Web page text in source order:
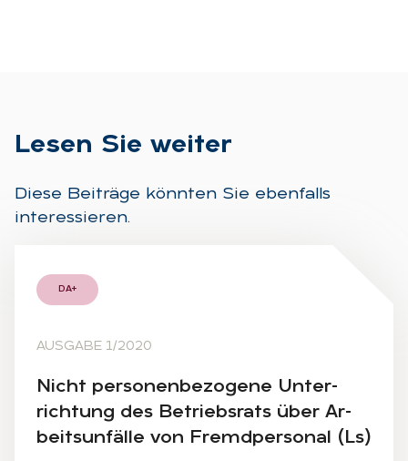
Le­sen Sie wei­ter
Diese Beiträge könnten Sie ebenfalls
interessieren.
DA+
AUSGABE 1/2020
Nicht per­so­nen­be­zo­ge­ne Un­ter­
rich­tung des Be­triebs­rats über Ar­
beits­un­fäl­le von Fremd­per­so­nal (Ls)